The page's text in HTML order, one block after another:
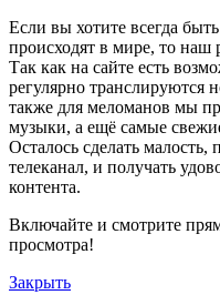
Если вы хотите всегда
происходят в мире, то наш
Так как на сайте есть
регулярно транслируются
также для меломанов мы
музыки, а ещё самые
Осталось сделать
телеканал, и получать
контента.
Включайте и смотрите
просмотра!
Закрыть